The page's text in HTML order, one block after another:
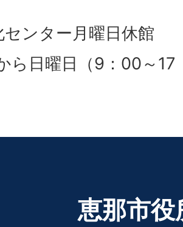
ンター月曜日休館
ら日曜日（9：00～17
恵那市役